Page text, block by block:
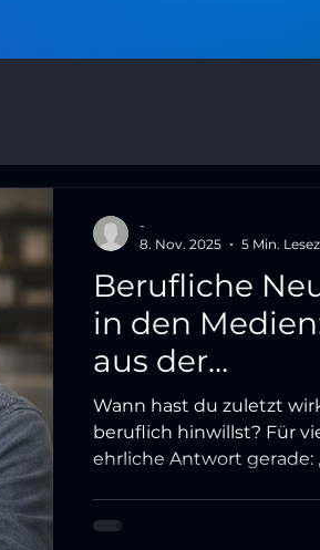
Berufliche
in den
aus der
Wann hast du zuletzt
beruflich hinwillst? Für
ehrliche Antwort gerade:
Neuorientierung. Dieser
-
8. Nov. 2025
5 Min.